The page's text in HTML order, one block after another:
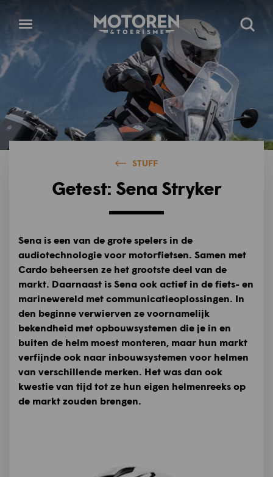
Open
menu
Homepage Zoeken
STUFF
Getest: Sena Stryker
Sena is een van de grote spelers in de
audiotechnologie voor motorfietsen. Samen met
Cardo beheersen ze het grootste deel van de
markt. Daarnaast is Sena ook actief in de fiets- en
marinewereld met communicatieoplossingen. In
den beginne verwierven ze voornamelijk
bekendheid met opbouwsystemen die je in en
buiten de helm moest monteren, maar hun markt
verfijnde ook naar inbouwsystemen voor helmen
van verschillende merken. Het was dan ook
kwestie van tijd tot ze hun eigen helmenreeks op
de markt zouden brengen.